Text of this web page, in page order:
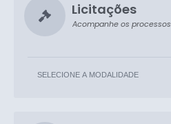
Licitações
Acompanhe os processos